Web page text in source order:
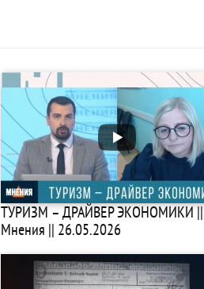
ТУРИЗМ – ДРАЙВЕР ЭКОНОМИКИ ||
Мнения || 26.05.2026